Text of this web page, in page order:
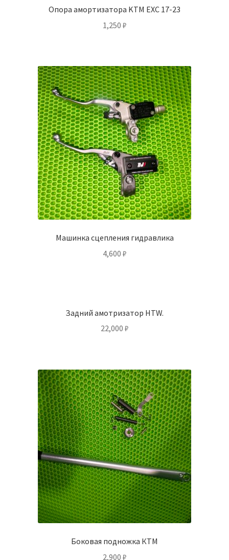
Опора амортизатора KTM EXC 17-23
1,250 ₽
Машинка сцепления гидравлика
4,600 ₽
Задний амотризатор HTW.
22,000 ₽
Боковая подножка КТМ
2,900 ₽